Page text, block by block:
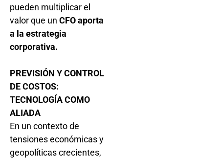
pueden multiplicar el
valor que un CFO aporta
a la estrategia
corporativa.
PREVISIÓN Y CONTROL
DE COSTOS:
TECNOLOGÍA COMO
ALIADA
En un contexto de
tensiones económicas y
geopolíticas crecientes,